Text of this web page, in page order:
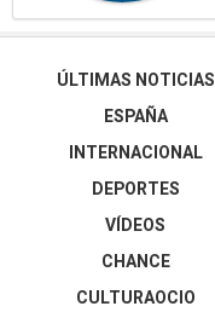
ÚLTIMAS NOTICIAS
ESPAÑA
INTERNACIONAL
DEPORTES
VÍDEOS
CHANCE
CULTURAOCIO